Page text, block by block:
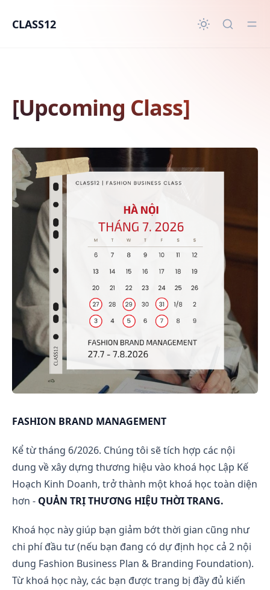
CLASS12
[Upcoming Class]
FASHION BRAND MANAGEMENT
Kể từ tháng 6/2026. Chúng tôi sẽ tích hợp các nội
dung về xây dựng thương hiệu vào khoá học Lập Kế
Hoạch Kinh Doanh, trở thành một khoá học toàn diện
hơn - QUẢN TRỊ THƯƠNG HIỆU THỜI TRANG.
Khoá học này giúp bạn giảm bớt thời gian cũng như
chi phí đầu tư (nếu bạn đang có dự định học cả 2 nội
dung Fashion Business Plan & Branding Foundation).
Từ khoá học này, các bạn được trang bị đầy đủ kiến